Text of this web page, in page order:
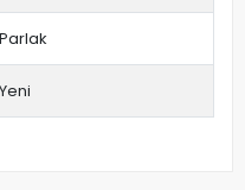
Parlak
Yeni